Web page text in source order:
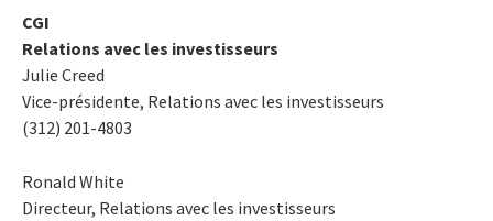
CGI
Relations avec les investisseurs
Julie Creed
Vice-présidente, Relations avec les investisseurs
(312) 201-4803
Ronald White
Directeur, Relations avec les investisseurs